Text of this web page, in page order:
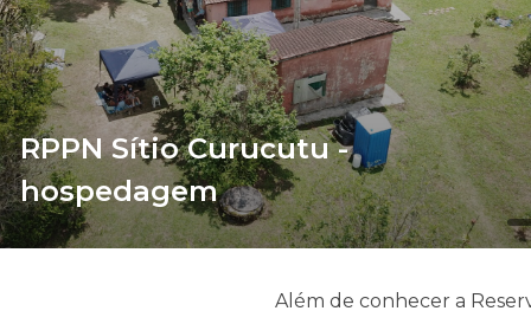
RPPN Sítio Curucutu -
hospedagem
Além de conhecer a